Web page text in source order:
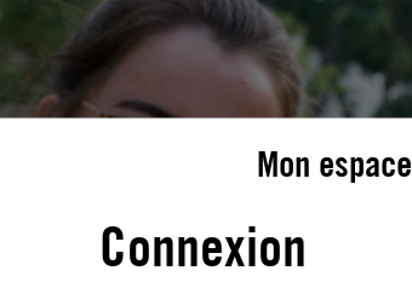
Mon espace
Connexion